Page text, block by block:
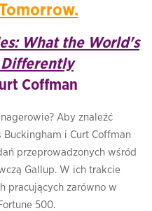
What the World's
Differently
Coffman
Aby znaleźć
i Curt Coffman
przeprowadzonych wśród
Gallup. W ich trakcie
pracujących zarówno w
500.